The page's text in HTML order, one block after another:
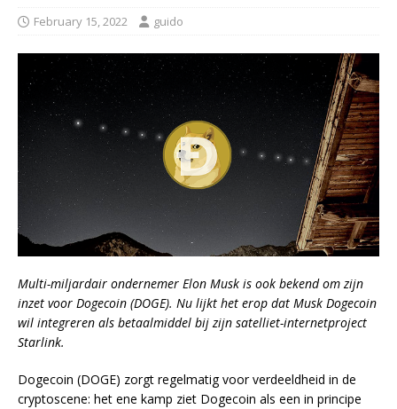
February 15, 2022 guido
Multi-miljardair ondernemer Elon Musk is ook bekend om zijn
inzet voor Dogecoin (DOGE). Nu lijkt het erop dat Musk Dogecoin
wil integreren als betaalmiddel bij zijn satelliet-internetproject
Starlink.
Dogecoin (DOGE) zorgt regelmatig voor verdeeldheid in de
cryptoscene: het ene kamp ziet Dogecoin als een in principe